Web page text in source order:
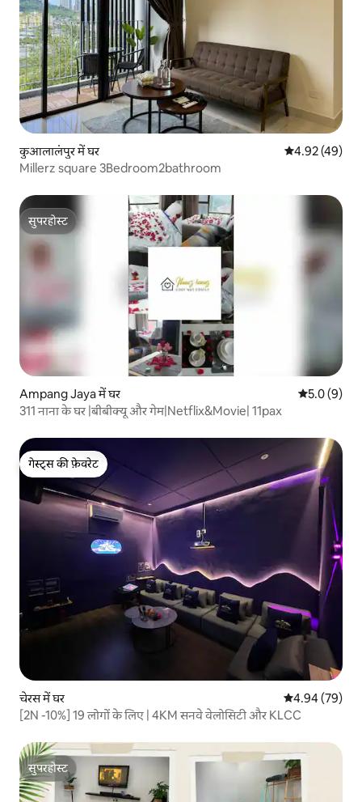
कुआलालंपुर में घर औसत रेटिंग 5 में
4.92 (49)
Millerz square 3Bedroom2bathroom
सुपरहोस्ट
सुपरहोस्ट
Ampang Jaya में घर औसत रेटिंग 5
5.0 (9)
311 नाना के घर |बीबीक्यू और गेम|Netflix&Movie| 11pax
गेस्ट्स की फ़ेवरेट
गेस्ट्स की फ़ेवरेट
चेरस में घर औसत रेटिंग 5 में
4.94 (79)
[2N -10%] 19 लोगों के लिए | 4KM सनवे वेलोसिटी और KLCC
सुपरहोस्ट
सुपरहोस्ट